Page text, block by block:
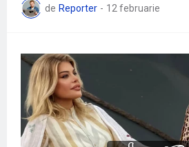
de Reporter - 12 februarie